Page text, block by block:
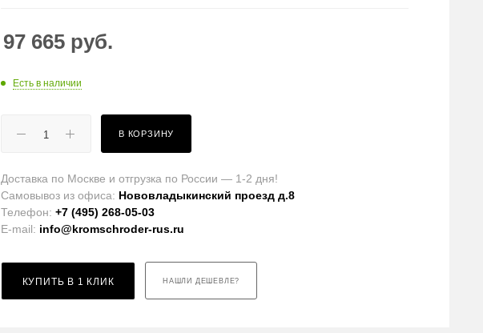
97 665 руб.
Есть в наличии
В КОРЗИНУ
Доставка по Москве и отгрузка по России — 1-2 дня!
Самовывоз из офиса: Нововладыкинский проезд д.8
Телефон:+7 (495) 268-05-03
E-mail: info@kromschroder-rus.ru
КУПИТЬ В 1 КЛИК НАШЛИ ДЕШЕВЛЕ?